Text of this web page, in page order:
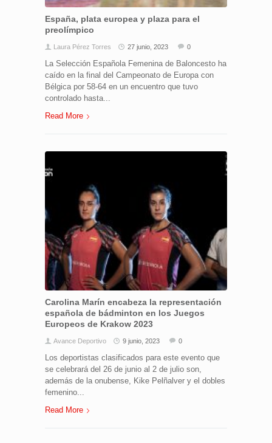
España, plata europea y plaza para el
preolímpico
Laura Pérez Torres 27 junio, 2023 0
La Selección Española Femenina de Baloncesto ha
caído en la final del Campeonato de Europa con
Bélgica por 58-64 en un encuentro que tuvo
controlado hasta...
Read More
Carolina Marín encabeza la representación
española de bádminton en los Juegos
Europeos de Krakow 2023
Avance Deportivo 9 junio, 2023 0
Los deportistas clasificados para este evento que
se celebrará del 26 de junio al 2 de julio son,
además de la onubense, Kike Pelñalver y el dobles
femenino...
Read More